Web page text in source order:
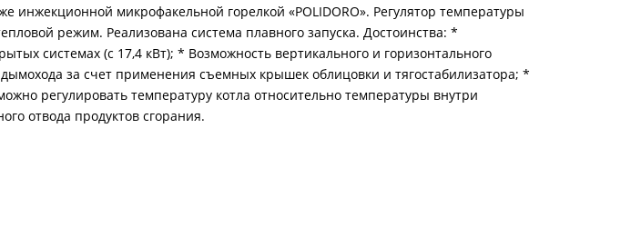
инжекционной микрофакельной горелкой «POLIDORO». Регулятор температуры
режим. Реализована система плавного запуска. Достоинства: *
системах (с 17,4 кВт); * Возможность вертикального и горизонтального
за счет применения съемных крышек облицовки и тягостабилизатора; *
регулировать температуру котла относительно температуры внутри
отвода продуктов сгорания.